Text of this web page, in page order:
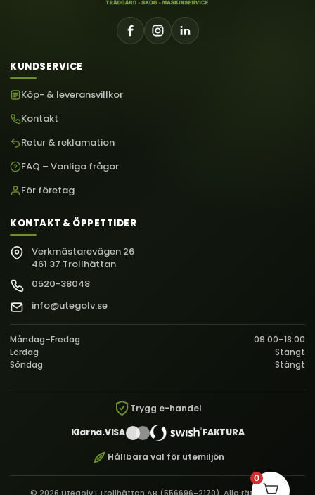
KUNDSERVICE
Köp- & leveransvillkor
Kontakt
Retur & reklamation
FAQ – Vanliga frågor
För företag
KONTAKT & ÖPPETTIDER
Verkmästarevägen 26
461 37 Trollhättan
0520-38048
info@utegolv.se
Måndag–Fredag
09:00–18:00
Lördag
Stängt
Söndag
Stängt
Trygg e-handel
Klarna.VISA FAKTURA
Hållbara val för utemiljön
© 2026 Utegolv i Trollhättan AB (556696-2170). Alla rättigheter
0